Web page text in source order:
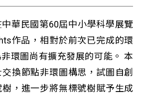
華民國第60屆中小學科學展覽
作品，相對於前次已完成的環
環圖尚有擴充發展的可能。 本
換節點非環圖構思，試圖自創
，進一步將無標號樹賦予生成